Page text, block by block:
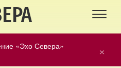
×
«Эхо Севера»